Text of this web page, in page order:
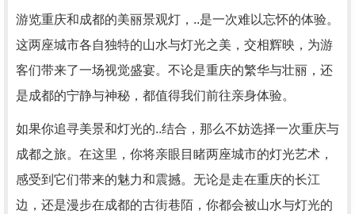
游览重庆和成都的美丽景观灯，..是一次难以忘怀的体验。
这两座城市各自独特的山水与灯光之美，交相辉映，为游
客们带来了一场视觉盛宴。不论是重庆的繁华与壮丽，还
是成都的宁静与神秘，都值得我们前往亲身体验。
如果你追寻美景和灯光的..结合，那么不妨选择一次重庆与
成都之旅。在这里，你将亲眼目睹两座城市的灯光艺术，
感受到它们带来的魅力和震撼。无论是走在重庆的长江
边，还是漫步在成都的古街巷陌，你都会被山水与灯光的